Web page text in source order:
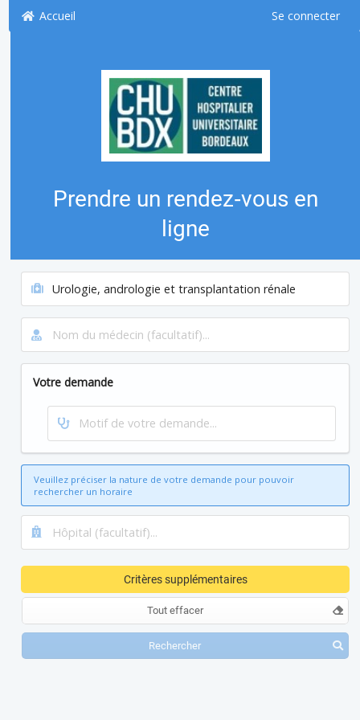
Accueil Se connecter
Prendre un rendez‑vous en
ligne
Votre demande
Veuillez préciser la nature de votre demande pour pouvoir
rechercher un horaire
Critères supplémentaires
Tout effacer
Rechercher